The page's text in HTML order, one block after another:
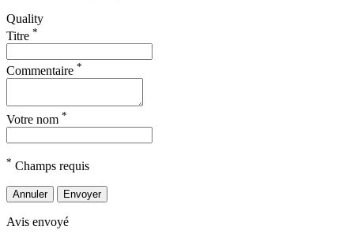
Quality
Titre *
Commentaire *
Votre nom *
* Champs requis
Annuler Envoyer
Avis envoyé